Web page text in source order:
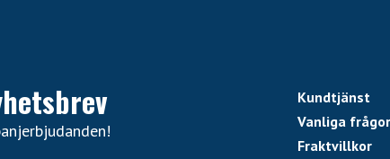
Kundtjänst
Vanliga frågor
Fraktvillkor